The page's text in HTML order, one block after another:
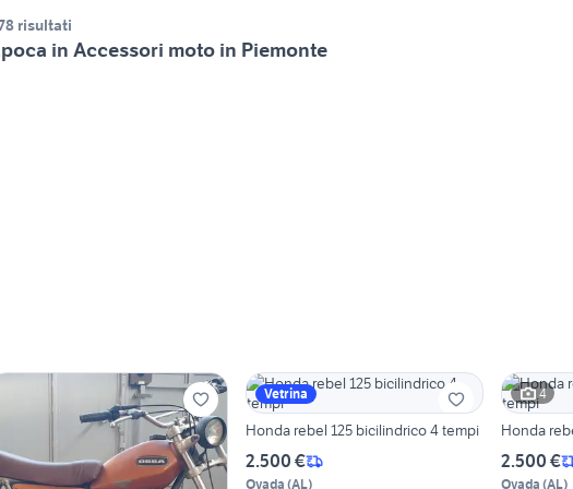
risultati
in Accessori moto in Piemonte
Vetrina
Honda rebel 125 bicilindrico 4 tempi
2.500 €
Ovada (AL)
4
Honda
2.500 €
Ovada (AL)